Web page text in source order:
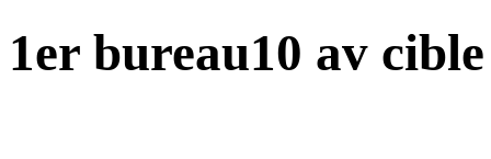
1er bureau10 av cible